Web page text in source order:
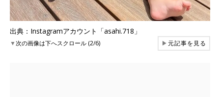
出典：Instagramアカウント「asahi.718」
▼次の画像は下へスクロール (2/6) ▶元記事を見る